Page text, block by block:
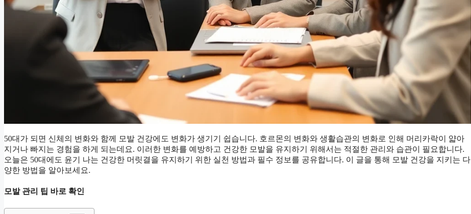
50대가 되면 신체의 변화와 함께 모발 건강에도 변화가 생기기 쉽습니다. 호르몬의 변화와 생활습관의 변화로 인해 머리카락이 얇아
지거나 빠지는 경험을 하게 되는데요. 이러한 변화를 예방하고 건강한 모발을 유지하기 위해서는 적절한 관리와 습관이 필요합니다.
오늘은 50대에도 윤기 나는 건강한 머릿결을 유지하기 위한 실천 방법과 필수 정보를 공유합니다. 이 글을 통해 모발 건강을 지키는 다
양한 방법을 알아보세요.
모발 관리 팁 바로 확인